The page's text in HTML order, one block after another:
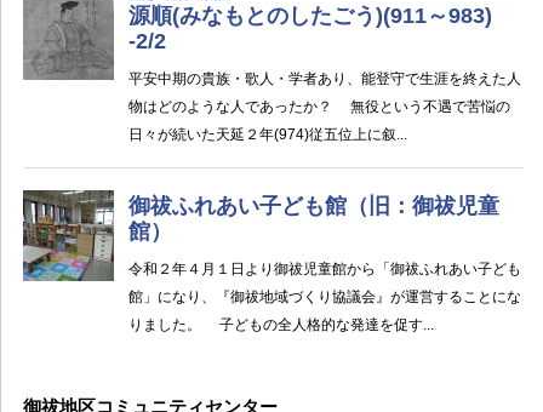
御祓地区コミュニティセンター